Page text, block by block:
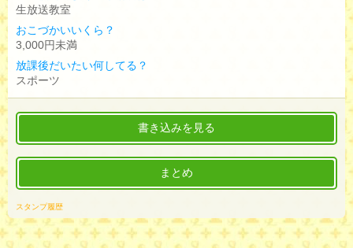
生放送教室
おこづかいいくら？
3,000円未満
放課後だいたい何してる？
スポーツ
書き込みを見る
まとめ
スタンプ履歴